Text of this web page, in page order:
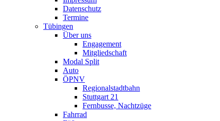
Datenschutz
Termine
Tübingen
Über uns
Engagement
Mitgliedschaft
Modal Split
Auto
ÖPNV
Regionalstadtbahn
Stuttgart 21
Fernbusse, Nachtzüge
Fahrrad